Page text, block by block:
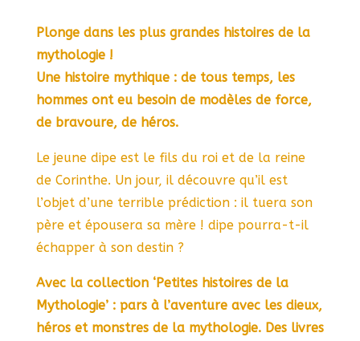
Plonge dans les plus grandes histoires de la
mythologie !
Une histoire mythique : de tous temps, les
hommes ont eu besoin de modèles de force,
de bravoure, de héros.
Le jeune dipe est le fils du roi et de la reine
de Corinthe. Un jour, il découvre qu’il est
l’objet d’une terrible prédiction : il tuera son
père et épousera sa mère ! dipe pourra-t-il
échapper à son destin ?
Avec la collection ‘Petites histoires de la
Mythologie’ : pars à l’aventure avec les dieux,
héros et monstres de la mythologie. Des livres